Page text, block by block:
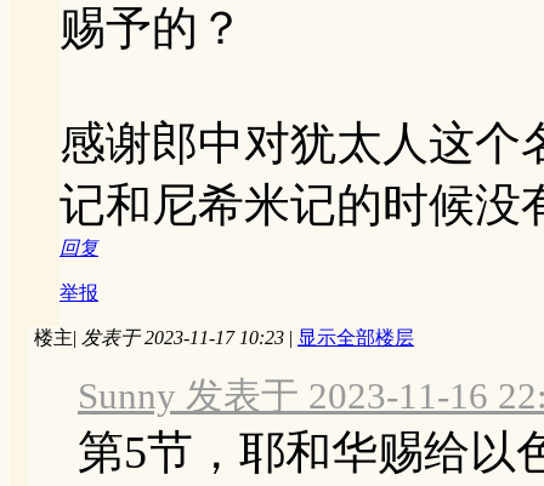
赐予的？
感谢郎中对犹太人这个
记和尼希米记的时候没
回复
举报
楼主| 发表于 2023-11-17 10:23 | 显示全部楼层
Sunny 发表于 2023-11-16
第5节，耶和华赐给以